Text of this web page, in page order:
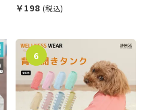
￥198 (税込)